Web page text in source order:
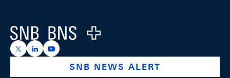
Logo
https://x.com/snb_bns
https://ch.linkedin.com/company/swiss-national-
https://www.youtube.com/@swissnationalbank
SNB NEWS ALERT